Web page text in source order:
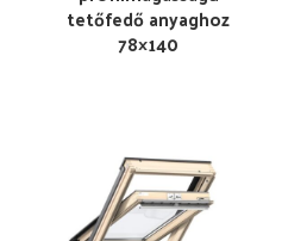
tetőfedő anyaghoz
78×140